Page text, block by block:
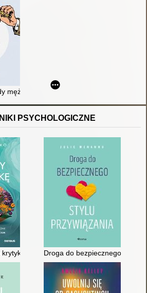
mężczyzna wiedzieć powinien
PSYCHOLOGICZNE
: neuronaukowe i psychologiczne
Droga do bezpiecznego stylu